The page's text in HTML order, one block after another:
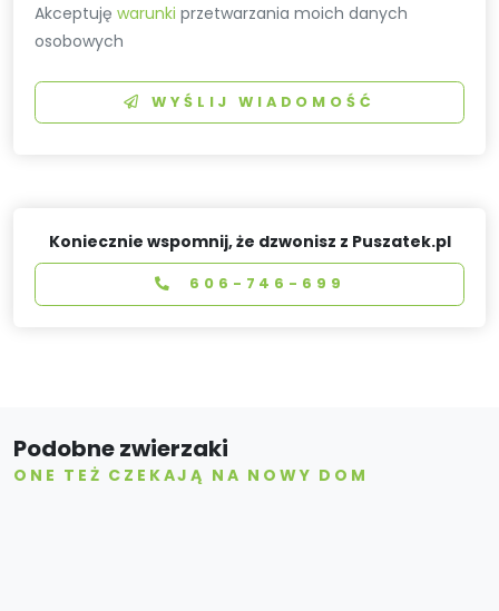
Akceptujęwarunki przetwarzania moich danych
osobowych
WYŚLIJ WIADOMOŚĆ
Koniecznie wspomnij, że dzwonisz z Puszatek.pl
606-746-699
Podobne zwierzaki
ONE TEŻ CZEKAJĄ NA NOWY DOM